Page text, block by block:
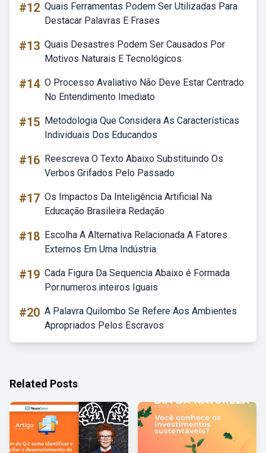
#12 Quais Ferramentas Podem Ser Utilizadas Para
Destacar Palavras E Frases
#13 Quais Desastres Podem Ser Causados Por
Motivos Naturais E Tecnológicos
#14 O Processo Avaliativo Não Deve Estar Centrado
No Entendimento Imediato
#15 Metodologia Que Considera As Características
Individuais Dos Educandos
#16 Reescreva O Texto Abaixo Substituindo Os
Verbos Grifados Pelo Passado
#17 Os Impactos Da Inteligência Artificial Na
Educação Brasileira Redação
#18 Escolha A Alternativa Relacionada A Fatores
Externos Em Uma Indústria.
#19 Cada Figura Da Sequencia Abaixo é Formada
Por.numeros.inteiros Iguais
#20 A Palavra Quilombo Se Refere Aos Ambientes
Apropriados Pelos Escravos
Related Posts